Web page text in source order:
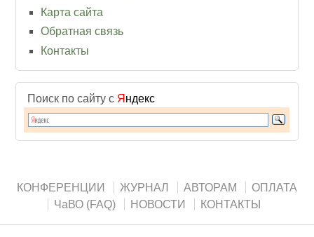
Карта сайта
Обратная связь
Контакты
Поиск по сайту с Я ндекс
КОНФЕРЕНЦИИ ЖУРНАЛ АВТОРАМ
ОПЛАТА
ЧаВО (FAQ)
НОВОСТИ КОНТАКТЫ